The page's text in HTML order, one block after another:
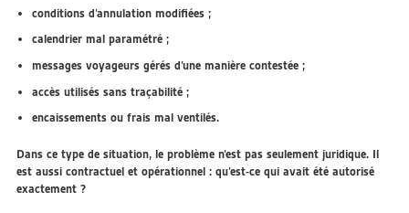
conditions d’annulation modifiées ;
calendrier mal paramétré ;
messages voyageurs gérés d’une manière contestée ;
accès utilisés sans traçabilité ;
encaissements ou frais mal ventilés.
Dans ce type de situation, le problème n’est pas seulement juridique. Il
est aussi contractuel et opérationnel : qu’est-ce qui avait été autorisé
exactement ?